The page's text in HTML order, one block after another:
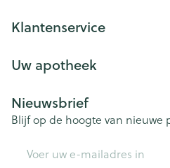
Klantenservice
Uw apotheek
Nieuwsbrief
Blijf op de hoogte van nieuwe